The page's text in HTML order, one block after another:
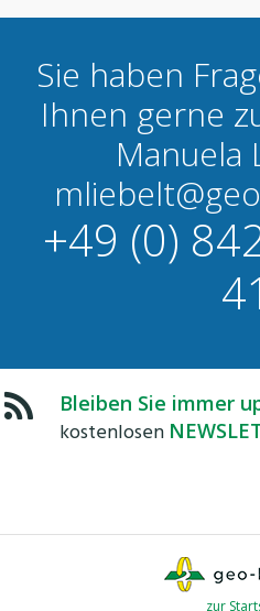
Sie haben
Ihnen gerne
Manuela
+49 (0)
41
Bleiben Sie immer
kostenlosen
zur